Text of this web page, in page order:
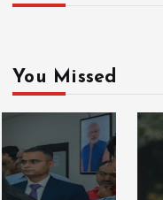
You Missed